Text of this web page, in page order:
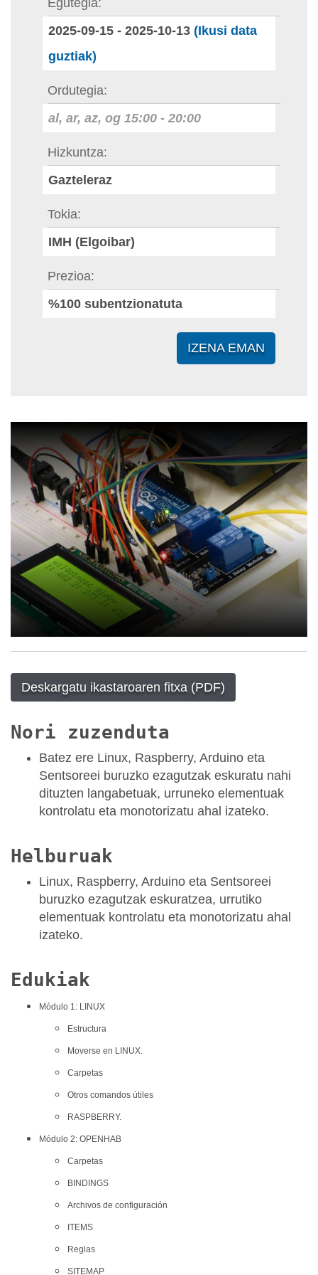
Egutegia
2025-09-15 - 2025-10-13 (Ikusi data
guztiak)
Ordutegia
al, ar, az, og 15:00 - 20:00
Hizkuntza
Gazteleraz
Tokia
IMH (Elgoibar)
Prezioa
%100 subentzionatuta
IZENA EMAN
Deskargatu ikastaroaren fitxa (PDF)
Nori zuzenduta
Batez ere Linux, Raspberry, Arduino eta
Sentsoreei buruzko ezagutzak eskuratu nahi
dituzten langabetuak, urruneko elementuak
kontrolatu eta monotorizatu ahal izateko.
Helburuak
Linux, Raspberry, Arduino eta Sentsoreei
buruzko ezagutzak eskuratzea, urrutiko
elementuak kontrolatu eta monotorizatu ahal
izateko.
Edukiak
Módulo 1: LINUX
Estructura
Moverse en LINUX.
Carpetas
Otros comandos útiles
RASPBERRY.
Módulo 2: OPENHAB
Carpetas
BINDINGS
Archivos de configuración
ITEMS
Reglas
SITEMAP